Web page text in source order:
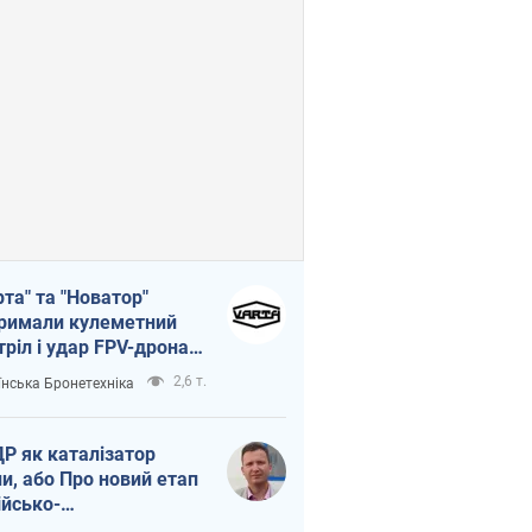
та "Новатор"
кулеметний
і удар FPV-дрона,
життя
ЗСУ
Бронетехніка 2,6 т.
як каталізатор
або Про новий етап